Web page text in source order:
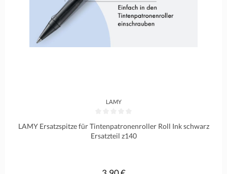
LAMY
LAMY Ersatzspitze für Tintenpatronenroller Roll Ink schwarz
Ersatzteil z140
Regulärer Preis: